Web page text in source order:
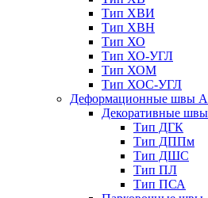
Тип ХВИ
Тип ХВН
Тип ХО
Тип ХО-УГЛ
Тип ХОМ
Тип ХОС-УГЛ
Деформационные швы
Декоративные швы
Тип ДГК
Тип ДППм
Тип ДШС
Тип ПЛ
Тип ПСА